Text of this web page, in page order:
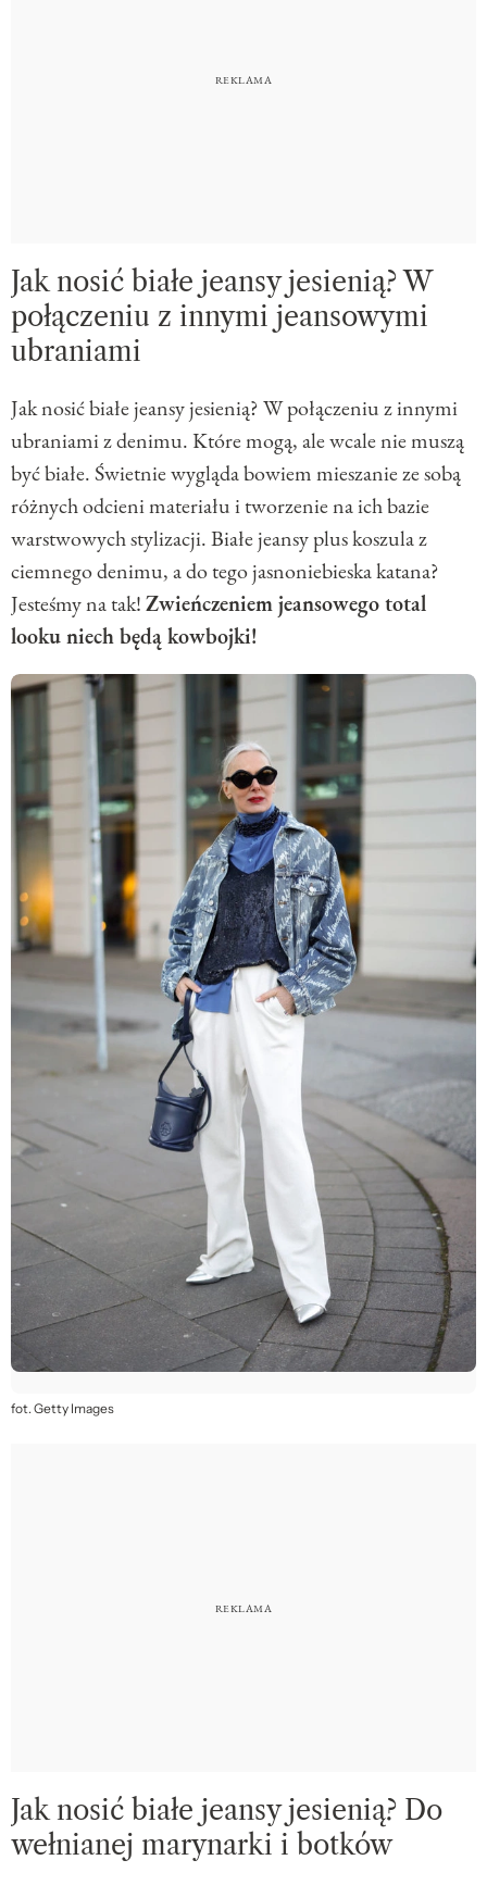
Jak nosić białe jeansy jesienią? W
połączeniu z innymi jeansowymi
ubraniami
Jak nosić białe jeansy jesienią? W połączeniu z innymi
ubraniami z denimu. Które mogą, ale wcale nie muszą
być białe. Świetnie wygląda bowiem mieszanie ze sobą
różnych odcieni materiału i tworzenie na ich bazie
warstwowych stylizacji. Białe jeansy plus koszula z
ciemnego denimu, a do tego jasnoniebieska katana?
Jesteśmy na tak!Zwieńczeniem jeansowego total
looku niech będą kowbojki!
fot. Getty Images
Jak nosić białe jeansy jesienią? Do
wełnianej marynarki i botków